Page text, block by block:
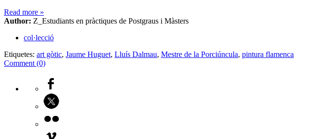
Read more »
Author: Z_Estudiants en pràctiques de Postgraus i Màsters
col·lecció
Etiquetes: art gòtic, Jaume Huguet, Lluís Dalmau, Mestre de la Porciúncula, pintura flamenca
Comment (0)